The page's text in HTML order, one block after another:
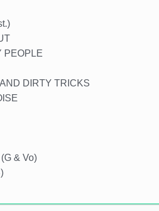
PEOPLE
DIRTY TRICKS
& Vo)